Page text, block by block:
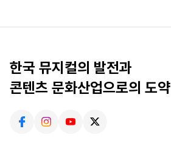
한국 뮤지컬의 발전과
콘텐츠 문화산업으로의 도약